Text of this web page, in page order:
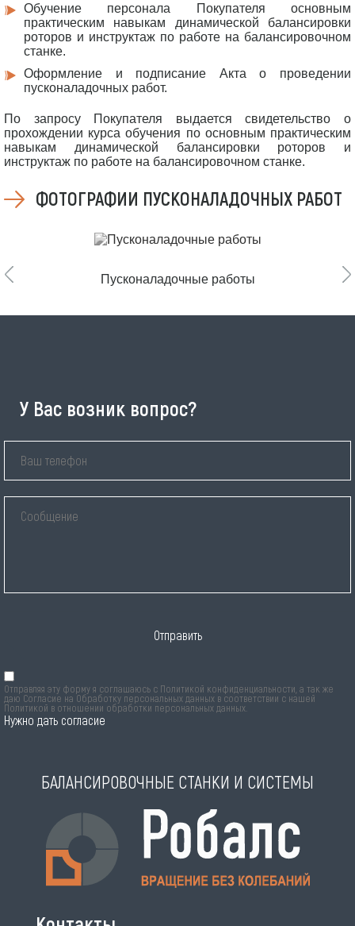
Обучение персонала Покупателя основным
практическим навыкам динамической балансировки
роторов и инструктаж по работе на балансировочном
станке.
Оформление и подписание Акта о проведении
пусконаладочных работ.
По запросу Покупателя выдается свидетельство о
прохождении курса обучения по основным практическим
навыкам динамической балансировки роторов и
инструктаж по работе на балансировочном станке.
ФОТОГРАФИИ ПУСКОНАЛАДОЧНЫХ РАБОТ
Пусконаладочные работы
У Вас возник вопрос?
Отправить
Отправляя эту форму я соглашаюсь с Политикой конфиденциальности , а так же
даю Согласие на Обработку персональных данных в соответствии с нашей
Политикой в отношении обработки персональных данных
Нужно дать согласие
БАЛАНСИРОВОЧНЫЕ СТАНКИ И СИСТЕМЫ